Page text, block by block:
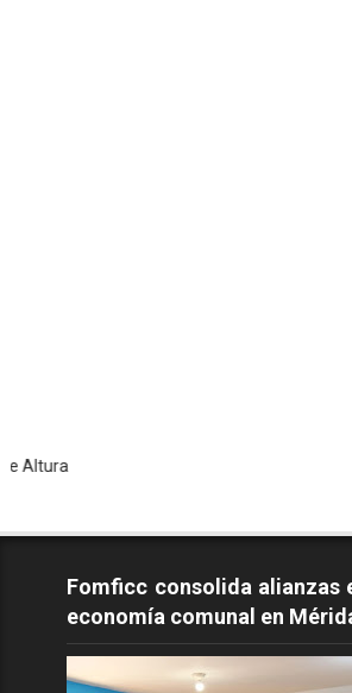
Fomficc consolida alianzas
economía comunal en